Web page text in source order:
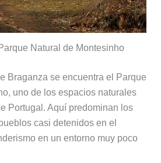
Natural de Montesinho
Braganza se encuentra el Parque
uno de los espacios naturales
Portugal. Aquí predominan los
casi detenidos en el
en un entorno muy poco